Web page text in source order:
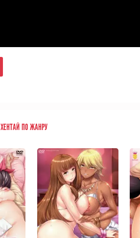
ХЕНТАЙ ПО ЖАНРУ